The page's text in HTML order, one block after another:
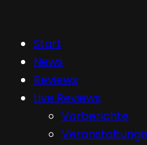
Start
News
Reviews
Live Reviews
Vorberichte